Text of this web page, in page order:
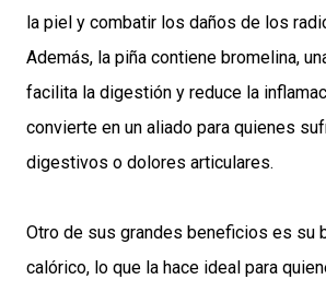
la piel y combatir los daños de los
Además, la piña contiene bromelina,
facilita la digestión y reduce la
convierte en un aliado para quienes
digestivos o dolores articulares.
Otro de sus grandes beneficios es su
calórico, lo que la hace ideal para